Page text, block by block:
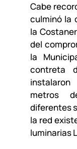
Cabe
culminó la
la
del
la
contreta
metros
diferentes
la red
luminarias